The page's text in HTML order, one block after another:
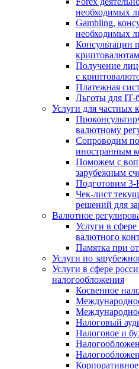
необходимых
Gambling,
необходимых
Консультации
Получение
с
Платежная
Льготы для IT-
Услуги для частных
валютному
Сопроводим
иностранным
Поможем с
зарубежным
Подготовим
Чек-лист
решений для
Валютное
Услуги в
валютного
Памятка при
Услуги по
Услуги в сфере
налогообложения
Косвенное
Налоговый
Налоговое и